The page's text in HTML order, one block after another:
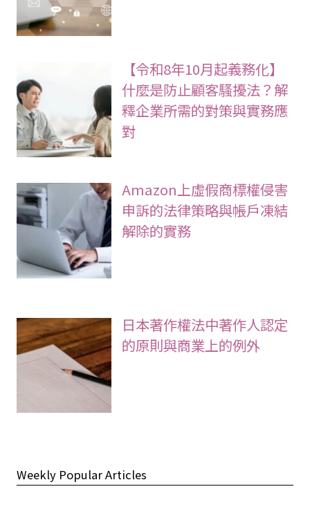
【令和8年10月起義務化】
什麼是防止顧客騷擾法？解
釋企業所需的對策與實務應
對
Amazon上虛假商標權侵害
申訴的法律策略與帳戶凍結
解除的實務
日本著作權法中著作人認定
的原則與商業上的例外
Weekly Popular Articles